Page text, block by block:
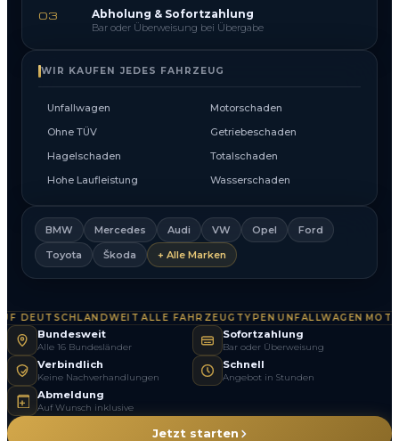
03 Abholung & Sofortzahlung
Bar oder Überweisung bei Übergabe
WIR KAUFEN JEDES FAHRZEUG
Unfallwagen
Motorschaden
Ohne TÜV
Getriebeschaden
Hagelschaden
Totalschaden
Hohe Laufleistung
Wasserschaden
BMW Mercedes Audi VW Opel
Ford
Toyota
Škoda + Alle Marken
DEUTSCHLANDWEIT·ALLE FAHRZEUGTYPEN·UNFALLWAGEN·
Bundesweit
Alle 16 Bundesländer
Sofortzahlung
Bar oder Überweisung
Verbindlich
Keine Nachverhandlungen
Schnell
Angebot in Stunden
Abmeldung
Auf Wunsch inklusive
Jetzt starten